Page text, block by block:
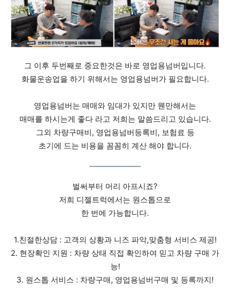
그 이후 두번째로 중요한것은 바로 영업용넘버입니다.
화물운송업을 하기 위해서는 영업용넘버가 필요합니다.
​영업용넘버는 매매와 임대가 있지만 웬만해서는
매매를 하시는게 좋다 라고 저희는 말씀드리고 있습니다.
그외 차량구매비, 영업용넘버등록비, 보험료 등
초기에 드는 비용을 꼼꼼히 계산 해야 합니다.
벌써부터 머리 아프시죠?
저희 디젤트럭에서는 원스톱으로
한 번에 가능합니다.
​1.친절한상담 : 고객의 상황과 니즈 파악,맞춤형 서비스 제공!
2. 현장확인 지원 : 차량 상태 직접 확인하여 믿고 차량 구매 가
능!
3. 원스톱 서비스 : 차량구매, 영업용넘버구매 및 등록까지!